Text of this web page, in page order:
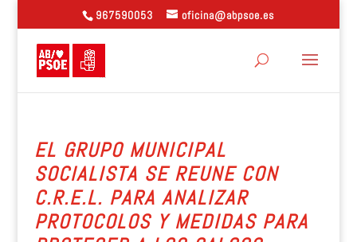
967590053 oficina@abpsoe.es
EL GRUPO MUNICIPAL
SOCIALISTA SE REUNE CON
C.R.E.L. PARA ANALIZAR
PROTOCOLOS Y MEDIDAS PARA